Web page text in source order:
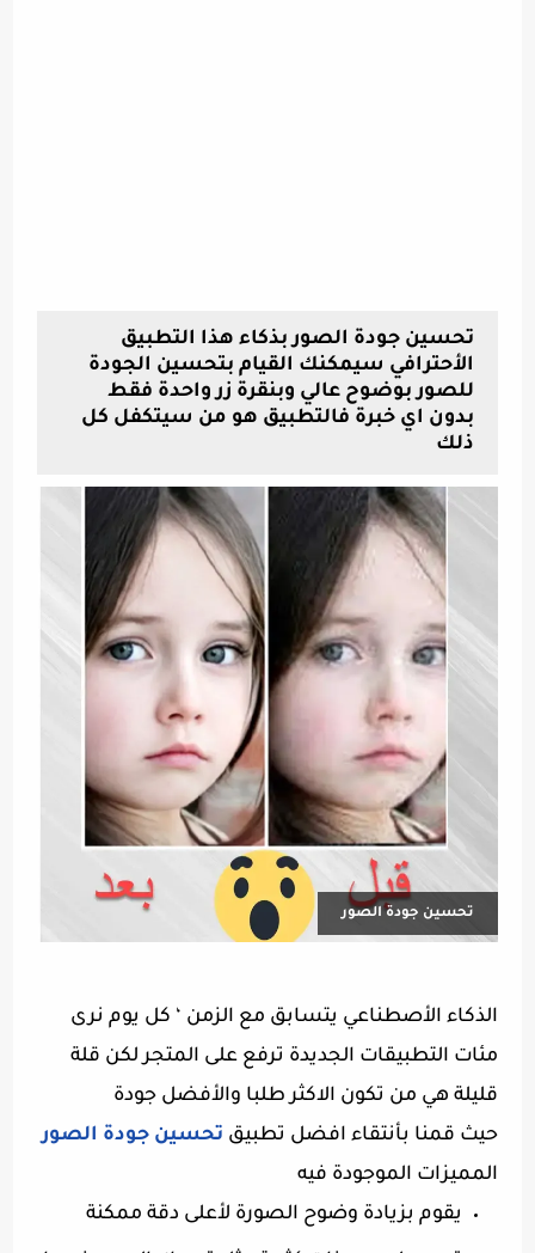
تحسين جودة الصور بذكاء هذا التطبيق
الأحترافي سيمكنك القيام بتحسين الجودة
للصور بوضوح عالي وبنقرة زر واحدة فقط
بدون اي خبرة فالتطبيق هو من سيتكفل كل
ذلك
تحسين جودة الصور
الذكاء الأصطناعي يتسابق مع الزمن ‘ كل يوم نرى
مئات التطبيقات الجديدة ترفع على المتجر لكن قلة
قليلة هي من تكون الاكثر طلبا والأفضل جودة
حيث قمنا بأنتقاء افضل تطبيق تحسين جودة الصور
المميزات الموجودة فيه
يقوم بزيادة وضوح الصورة لأعلى دقة ممكنة